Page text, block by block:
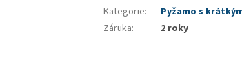
Kategorie:
Pyžamo s
Záruka: 2 roky